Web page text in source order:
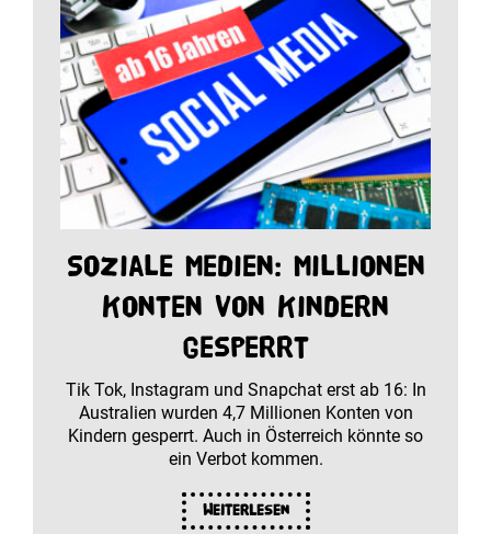
Soziale Medien: Millionen
Konten von Kindern
gesperrt
Tik Tok, Instagram und Snapchat erst ab 16: In
Australien wurden 4,7 Millionen Konten von
Kindern gesperrt. Auch in Österreich könnte so
ein Verbot kommen.
Weiterlesen